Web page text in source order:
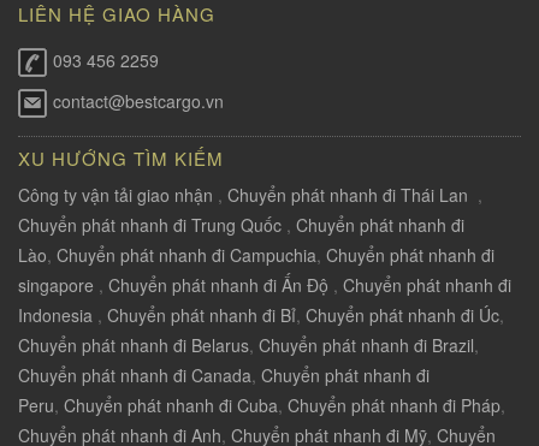
LIÊN HỆ GIAO HÀNG
093 456 2259
contact@bestcargo.vn
XU HƯỚNG TÌM KIẾM
Công ty vận tải giao nhận , Chuyển phát nhanh đi Thái Lan ,
Chuyển phát nhanh đi Trung Quốc , Chuyển phát nhanh đi
Lào, Chuyển phát nhanh đi Campuchia, Chuyển phát nhanh đi
singapore , Chuyển phát nhanh đi Ấn Độ , Chuyển phát nhanh đi
Indonesia , Chuyển phát nhanh đi Bỉ, Chuyển phát nhanh đi Úc,
Chuyển phát nhanh đi Belarus, Chuyển phát nhanh đi Brazil,
Chuyển phát nhanh đi Canada, Chuyển phát nhanh đi
Peru, Chuyển phát nhanh đi Cuba, Chuyển phát nhanh đi Pháp,
Chuyển phát nhanh đi Anh, Chuyển phát nhanh đi Mỹ, Chuyển